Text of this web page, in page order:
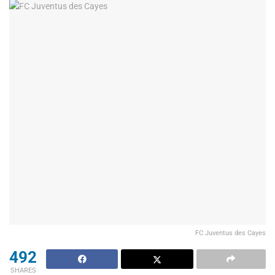
FC Juventus des Cayes
492
SHARES